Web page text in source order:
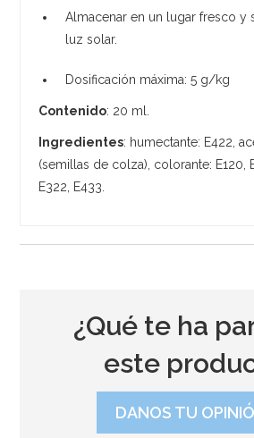
Almacenar en un lugar fresco y
luz solar.
Dosificación máxima: 5 g/kg
Contenido: 20 ml.
Ingredientes: humectante: E422,
(semillas de colza), colorante: E120,
E322, E433.
¿Qué te ha
este
DANOS TU